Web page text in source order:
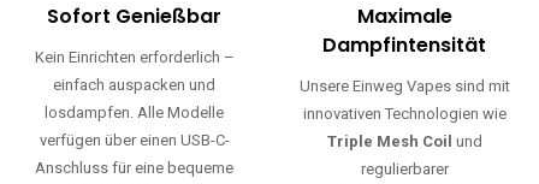
Sofort Genießbar
Kein Einrichten erforderlich –
einfach auspacken und
losdampfen. Alle Modelle
verfügen über einen USB-C-
Anschluss für eine bequeme
Maximale
Dampfintensität
Unsere Einweg Vapes sind mit
innovativen Technologien wie
Triple Mesh Coil und
regulierbarer